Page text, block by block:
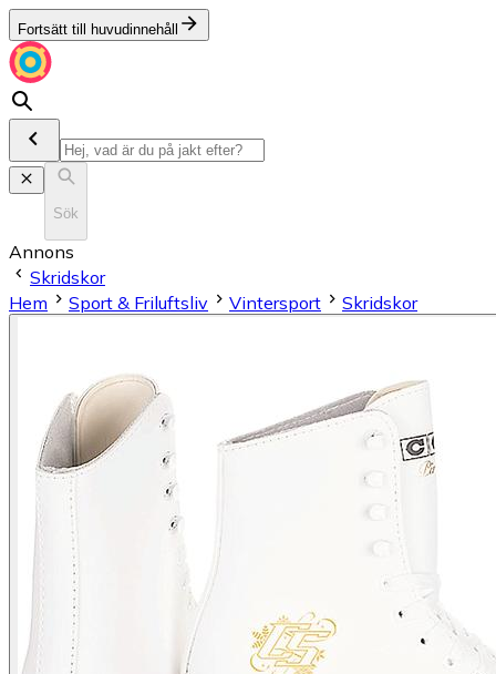
Fortsätt till huvudinnehåll
Sök
Annons
Skridskor
Hem
Sport & Friluftsliv Vintersport Skridskor